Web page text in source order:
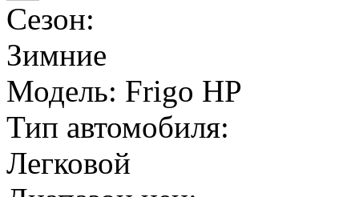
Сезон:
Зимние
Модель: Frigo HP
Тип автомобиля:
Легковой